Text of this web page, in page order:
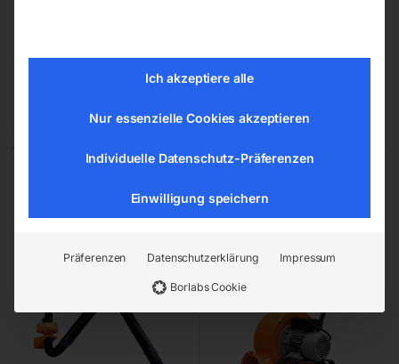
Ähnliche Produkte
Ich akzeptiere alle
Nur essenzielle Cookies akzeptieren
Individuelle Datenschutz-Präferenzen
Einwilligung speichern
Präferenzen Datenschutzerklärung Impressum
Borlabs Cookie